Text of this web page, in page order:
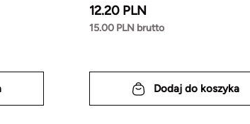
12.20 PLN
15.00 PLN brutto
Dodaj do koszyka